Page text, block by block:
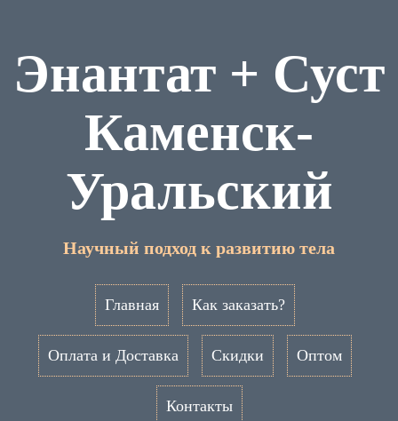
Энантат + Суст
Каменск-
Уральский
Научный подход к развитию тела
Главная Как заказать?
Оплата и Доставка Скидки Оптом
Контакты